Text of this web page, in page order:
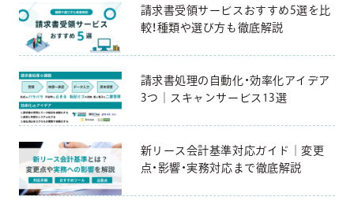
請求書受領サービスおすすめ5選を比
較！種類や選び方も徹底解説
請求書処理の自動化・効率化アイデア
3つ｜スキャンサービス13選
新リース会計基準対応ガイド｜変更
点・影響・実務対応まで徹底解説